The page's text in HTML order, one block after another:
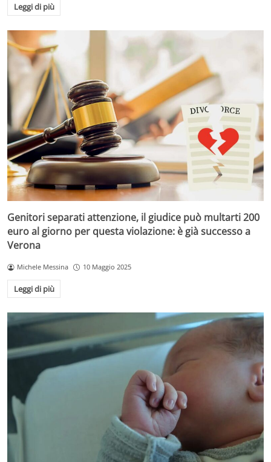
Leggi di più
Genitori separati attenzione, il giudice può multarti 200
euro al giorno per questa violazione: è già successo a
Verona
Michele Messina 10 Maggio 2025
Leggi di più